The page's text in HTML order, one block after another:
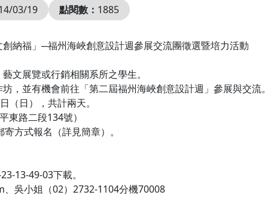
03/19 點閱數： 1885
納福」─福州海峽創意設計週參展交流團徵選暨培力活動
文展覽或行銷相關系所之學生。
，並有機會前往「第二屆福州海峽創意設計週」參展與交流。
（日），共計兩天。
東路二段134號）
方式報名（詳見簡章）。
13-49-03下載。
吳小姐（02）2732-1104分機70008